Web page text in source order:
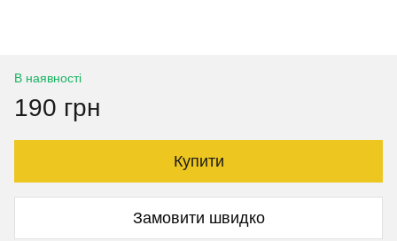
В наявності
190 грн
Купити
Замовити швидко